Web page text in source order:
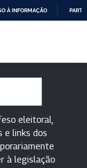
À INFORMAÇÃO
eleitoral,
e links dos
à legislação